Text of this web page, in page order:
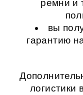
ремни и
вы
гарантию
логистики